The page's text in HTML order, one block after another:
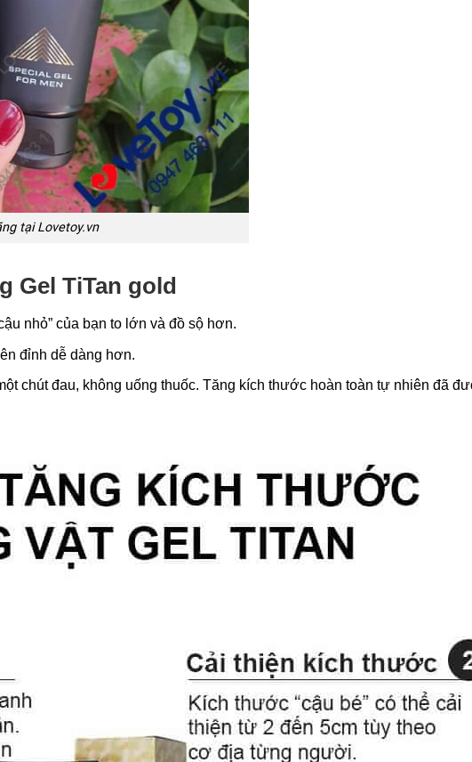
tại Lovetoy.vn
Gel TiTan gold
nhỏ” của bạn to lớn và đồ sộ hơn.
đỉnh dễ dàng hơn.
chút đau, không uống thuốc. Tăng kích thước hoàn toàn tự nhiên đã